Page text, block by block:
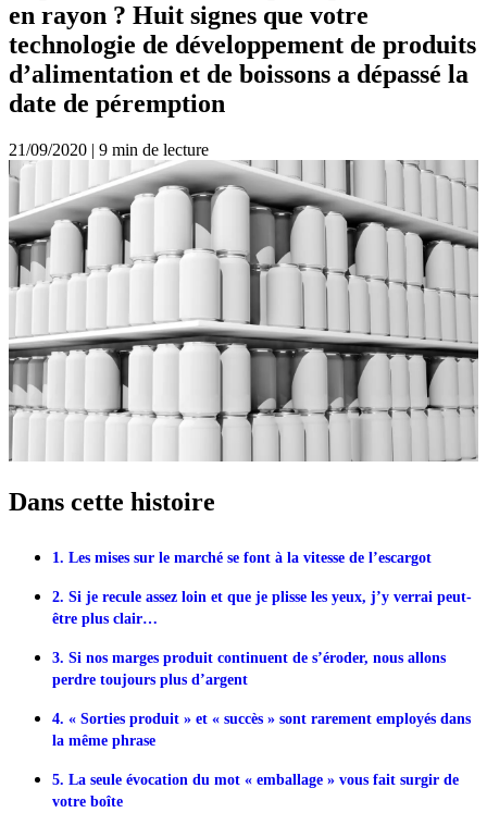
en rayon ? Huit signes que votre
technologie de développement de produits
d’alimentation et de boissons a dépassé la
date de péremption
21/09/2020 | 9 min de lecture
Dans cette histoire
1. Les mises sur le marché se font à la vitesse de l’escargot
2. Si je recule assez loin et que je plisse les yeux, j’y verrai peut-
être plus clair…
3. Si nos marges produit continuent de s’éroder, nous allons
perdre toujours plus d’argent
4. « Sorties produit » et « succès » sont rarement employés dans
la même phrase
5. La seule évocation du mot « emballage » vous fait surgir de
votre boîte